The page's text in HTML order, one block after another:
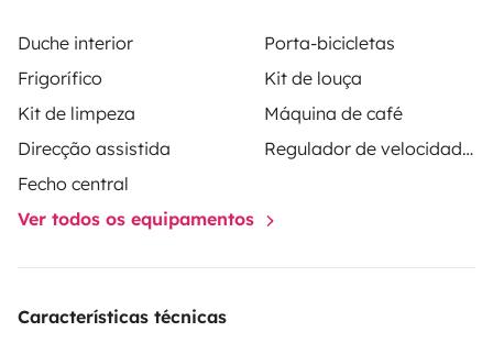
Duche interior
Porta-bicicletas
Frigorífico
Kit de louça
Kit de limpeza
Máquina de café
Direcção assistida
Regulador de velocidade / Cruise Control
Fecho central
Ver todos os equipamentos
Características técnicas